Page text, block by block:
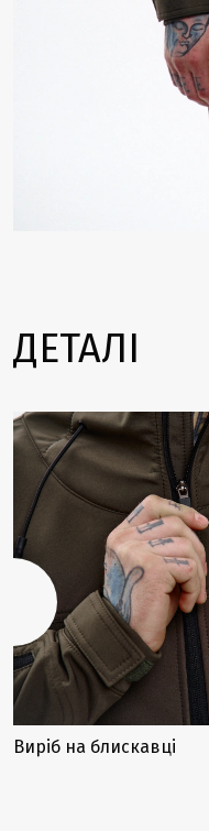
ДЕТАЛІ
Виріб на блискавці